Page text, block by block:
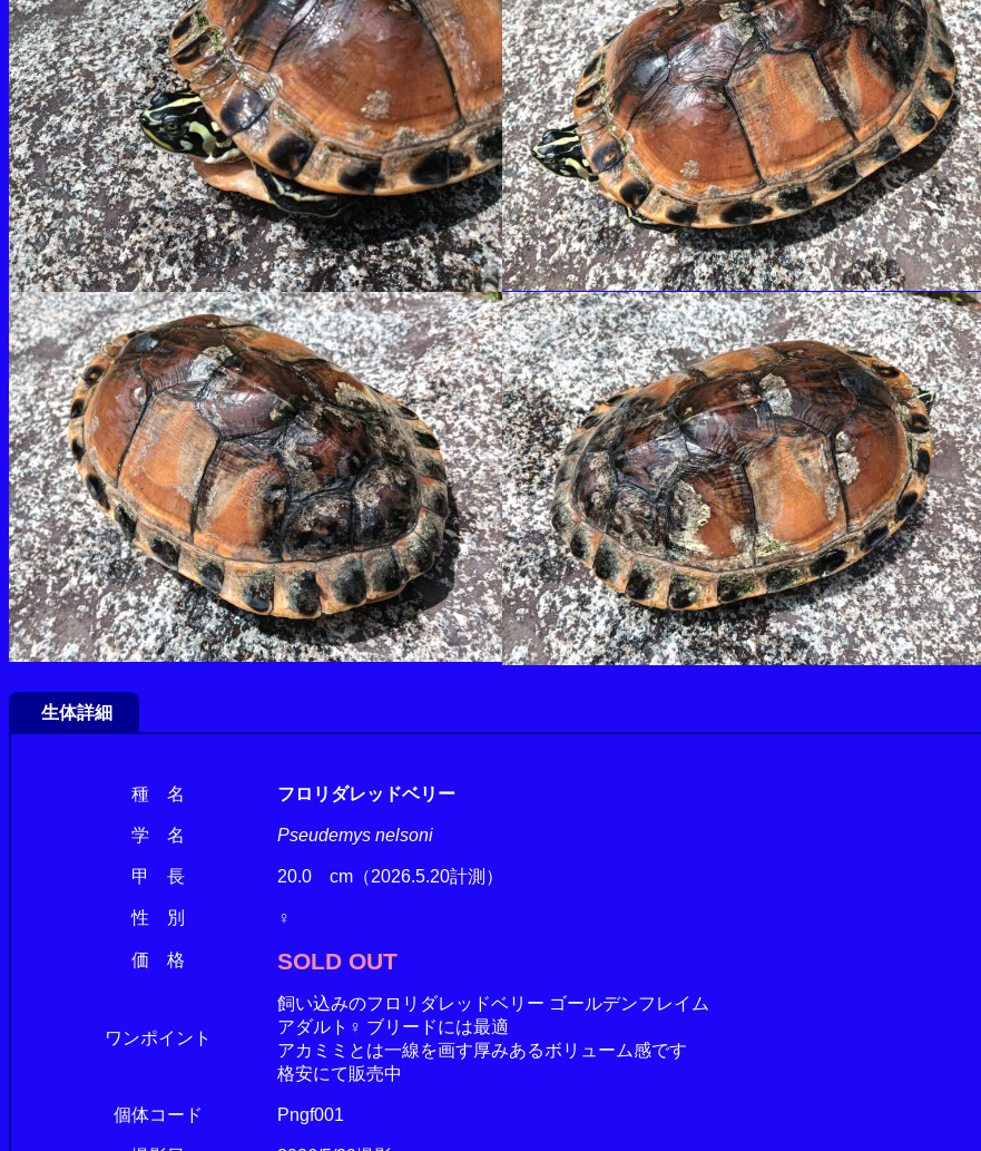
生体詳細
種 名 フロリダレッドベリー
学 名 Pseudemys nelsoni
甲 長 20.0 cm（2026.5.20計測）
性 別 ♀
価 格 SOLD OUT
ワンポイント
飼い込みのフロリダレッドベリー ゴールデンフレイム
アダルト♀ ブリードには最適
アカミミとは一線を画す厚みあるボリューム感です
格安にて販売中
個体コード Pngf001